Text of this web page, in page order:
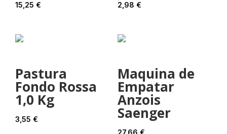
15,25 € 2,98 €
Pastura
Fondo Rossa
1,0 Kg
3,55 €
Maquina de
Empatar
Anzois
Saenger
27,66 €